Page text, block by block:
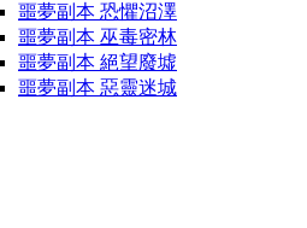
噩夢副本 恐懼沼澤
噩夢副本 巫毒密林
噩夢副本 絕望廢墟
噩夢副本 惡靈迷城